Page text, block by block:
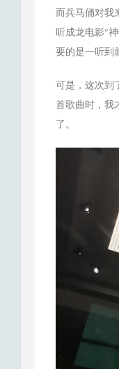
而兵马俑对我
听成龙电影“
要的是一听到
可是，这次到
首歌曲时，我
了。